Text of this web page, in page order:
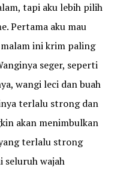
tapi aku lebih pilih
Pertama aku mau
ini krim paling
seger, seperti
wangi leci dan buah
terlalu strong dan
akan menimbulkan
terlalu strong
seluruh wajah